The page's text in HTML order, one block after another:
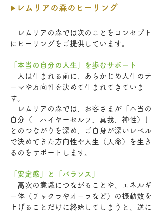
▶ レムリアの森のヒーリング
レムリアの森では次のことをコンセプト
にヒーリングをご提供しています。
「本当の自分の人生」を歩むサポート
人は生まれる前に、あらかじめ人生のテ
ーマや方向性を決めて生まれてきていま
す。
​ レムリアの森では、お客さまが「本当の
自分（＝ハイヤーセルフ、真我、神性）」
とのつながりを深め、ご自身が深いレベル
で決めてきた方向性や人生（天命）を生き
るのをサポートします。
「安定感」と「バランス」
高次の意識につながることや、エネルギ
ー体（チャクラやオーラなど）の振動数を
上げることだけに終始してしまうと、逆に